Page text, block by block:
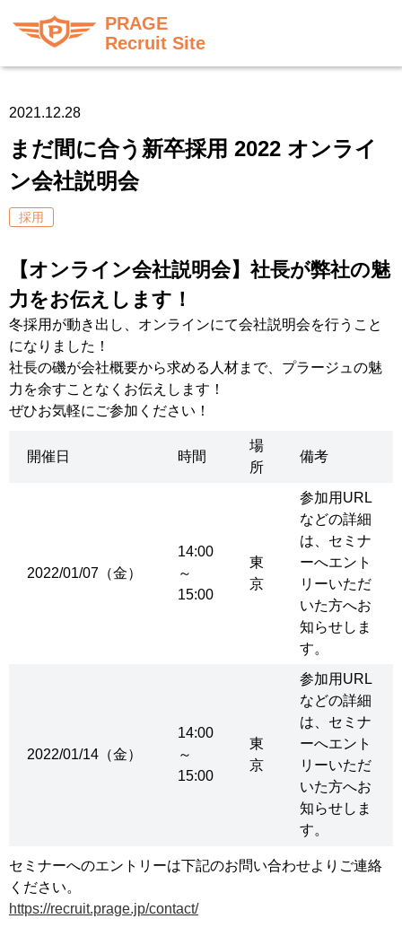
PRAGE
Recruit Site
2021.12.28
まだ間に合う新卒採用 2022 オンライ
ン会社説明会
採用
【オンライン会社説明会】社長が弊社の魅
力をお伝えします！
冬採用が動き出し、オンラインにて会社説明会を行うこと
になりました！
社長の磯が会社概要から求める人材まで、プラージュの魅
力を余すことなくお伝えします！
ぜひお気軽にご参加ください！
開催日 時間
場
所
備考
2022/01/07（金）
14:00
～
15:00
東
京
参加用URL
などの詳細
は、セミナ
ーへエント
リーいただ
いた方へお
知らせしま
す。
2022/01/14（金）
14:00
～
15:00
東
京
参加用URL
などの詳細
は、セミナ
ーへエント
リーいただ
いた方へお
知らせしま
す。
セミナーへのエントリーは下記のお問い合わせよりご連絡
ください。
https://recruit.prage.jp/contact/